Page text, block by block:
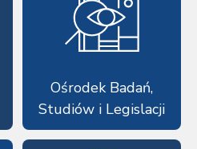
Ośrodek Badań,
Studiów i Legislacji